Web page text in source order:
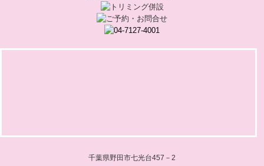
千葉県野田市七光台457－2